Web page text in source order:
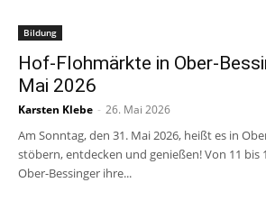
Bildung
Hof-Flohmärkte in Ober-
Mai 2026
Karsten Klebe - 26. Mai 2026
Am Sonntag, den 31. Mai 2026, heißt es in
stöbern, entdecken und genießen! Von 11 bis
Ober-Bessinger ihre...